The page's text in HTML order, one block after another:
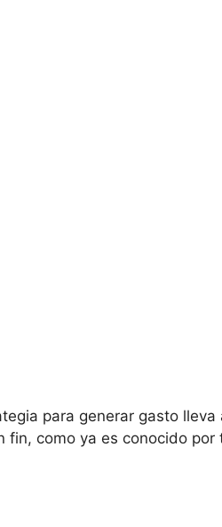
para generar gasto
fin, como ya es conocido